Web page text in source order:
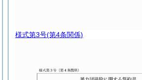
様式第3号(第4条関係)